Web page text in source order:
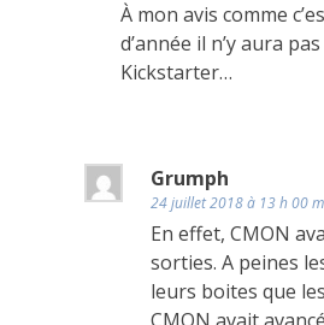
À mon avis comme
d’année il n’y aura
Kickstarter…
Grumph
24 juillet 2018 à 13 h 00
En effet, CMON
sorties. A peines
leurs boites que